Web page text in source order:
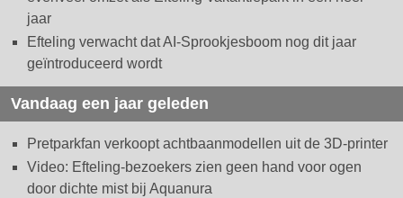
jaar
Efteling verwacht dat AI-Sprookjesboom nog dit jaar
geïntroduceerd wordt
Vandaag een jaar geleden
Pretparkfan verkoopt achtbaanmodellen uit de 3D-printer
Video: Efteling-bezoekers zien geen hand voor ogen
door dichte mist bij Aquanura